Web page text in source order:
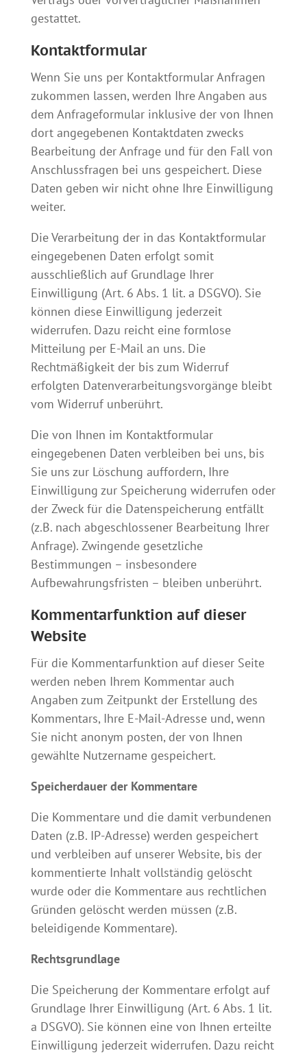
gestattet.
Kontaktformular
Wenn Sie uns per Kontaktformular Anfragen
zukommen lassen, werden Ihre Angaben aus
dem Anfrageformular inklusive der von Ihnen
dort angegebenen Kontaktdaten zwecks
Bearbeitung der Anfrage und für den Fall von
Anschlussfragen bei uns gespeichert. Diese
Daten geben wir nicht ohne Ihre Einwilligung
weiter.
Die Verarbeitung der in das Kontaktformular
eingegebenen Daten erfolgt somit
ausschließlich auf Grundlage Ihrer
Einwilligung (Art. 6 Abs. 1 lit. a DSGVO). Sie
können diese Einwilligung jederzeit
widerrufen. Dazu reicht eine formlose
Mitteilung per E-Mail an uns. Die
Rechtmäßigkeit der bis zum Widerruf
erfolgten Datenverarbeitungsvorgänge bleibt
vom Widerruf unberührt.
Die von Ihnen im Kontaktformular
eingegebenen Daten verbleiben bei uns, bis
Sie uns zur Löschung auffordern, Ihre
Einwilligung zur Speicherung widerrufen oder
der Zweck für die Datenspeicherung entfällt
(z.B. nach abgeschlossener Bearbeitung Ihrer
Anfrage). Zwingende gesetzliche
Bestimmungen – insbesondere
Aufbewahrungsfristen – bleiben unberührt.
Kommentarfunktion auf dieser
Website
Für die Kommentarfunktion auf dieser Seite
werden neben Ihrem Kommentar auch
Angaben zum Zeitpunkt der Erstellung des
Kommentars, Ihre E-Mail-Adresse und, wenn
Sie nicht anonym posten, der von Ihnen
gewählte Nutzername gespeichert.
Speicherdauer der Kommentare
Die Kommentare und die damit verbundenen
Daten (z.B. IP-Adresse) werden gespeichert
und verbleiben auf unserer Website, bis der
kommentierte Inhalt vollständig gelöscht
wurde oder die Kommentare aus rechtlichen
Gründen gelöscht werden müssen (z.B.
beleidigende Kommentare).
Rechtsgrundlage
Die Speicherung der Kommentare erfolgt auf
Grundlage Ihrer Einwilligung (Art. 6 Abs. 1 lit.
a DSGVO). Sie können eine von Ihnen erteilte
Einwilligung jederzeit widerrufen. Dazu reicht